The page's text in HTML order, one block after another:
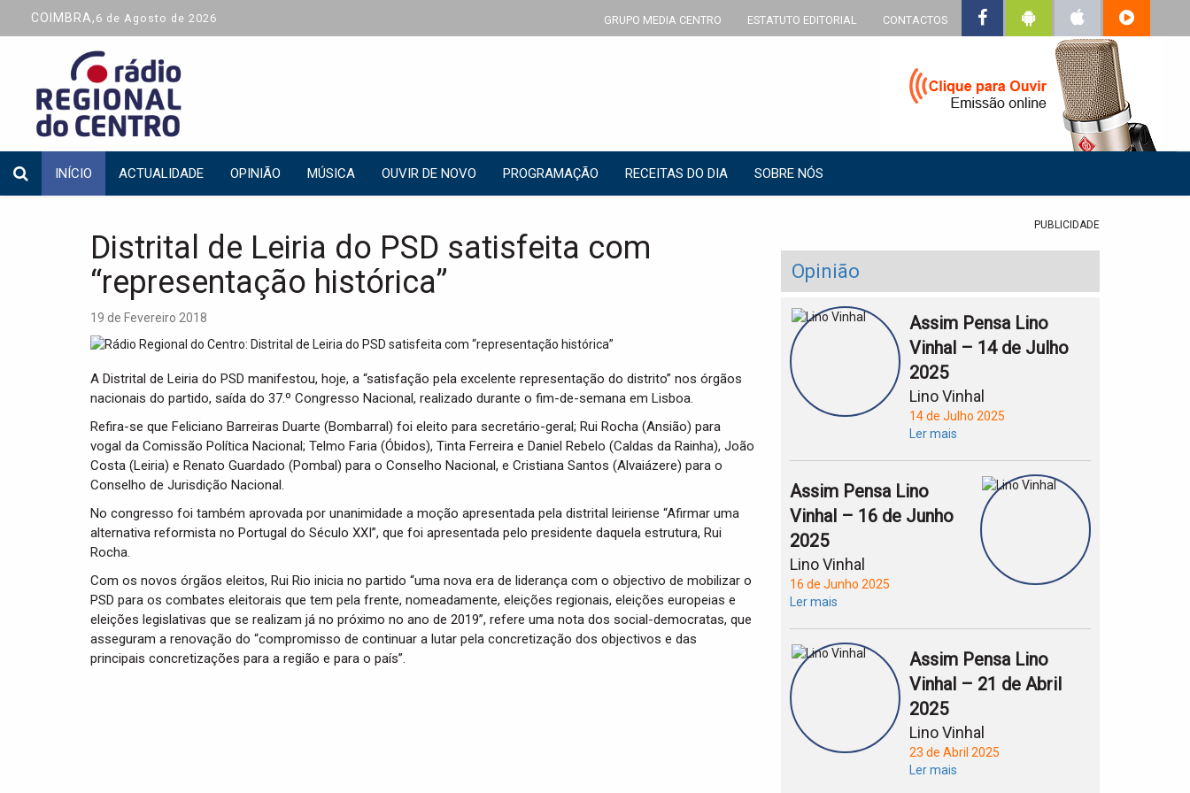
COIMBRA, 6 de Agosto de 2026 GRUPO MEDIA CENTRO ESTATUTO EDITORIAL CONTACTOS
INÍCIO ACTUALIDADE OPINIÃO MÚSICA OUVIR DE NOVO PROGRAMAÇÃO RECEITAS DO DIA SOBRE NÓS
Distrital de Leiria do PSD satisfeita com
“representação histórica”
19 de Fevereiro 2018
A Distrital de Leiria do PSD manifestou, hoje, a “satisfação pela excelente representação do distrito” nos órgãos
nacionais do partido, saída do 37.º Congresso Nacional, realizado durante o fim-de-semana em Lisboa.
Refira-se que Feliciano Barreiras Duarte (Bombarral) foi eleito para secretário-geral; Rui Rocha (Ansião) para
vogal da Comissão Política Nacional; Telmo Faria (Óbidos), Tinta Ferreira e Daniel Rebelo (Caldas da Rainha), João
Costa (Leiria) e Renato Guardado (Pombal) para o Conselho Nacional, e Cristiana Santos (Alvaiázere) para o
Conselho de Jurisdição Nacional.
No congresso foi também aprovada por unanimidade a moção apresentada pela distrital leiriense “Afirmar uma
alternativa reformista no Portugal do Século XXI”, que foi apresentada pelo presidente daquela estrutura, Rui
Rocha.
Com os novos órgãos eleitos, Rui Rio inicia no partido “uma nova era de liderança com o objectivo de mobilizar o
PSD para os combates eleitorais que tem pela frente, nomeadamente, eleições regionais, eleições europeias e
eleições legislativas que se realizam já no próximo no ano de 2019”, refere uma nota dos social-democratas, que
asseguram a renovação do “compromisso de continuar a lutar pela concretização dos objectivos e das
principais concretizações para a região e para o país”.
PUBLICIDADE
Opinião
Assim Pensa Lino
Vinhal – 14 de Julho
2025
Lino Vinhal
14 de Julho 2025
Ler mais
Assim Pensa Lino
Vinhal – 16 de Junho
2025
Lino Vinhal
16 de Junho 2025
Ler mais
Assim Pensa Lino
Vinhal – 21 de Abril
2025
Lino Vinhal
23 de Abril 2025
Ler mais